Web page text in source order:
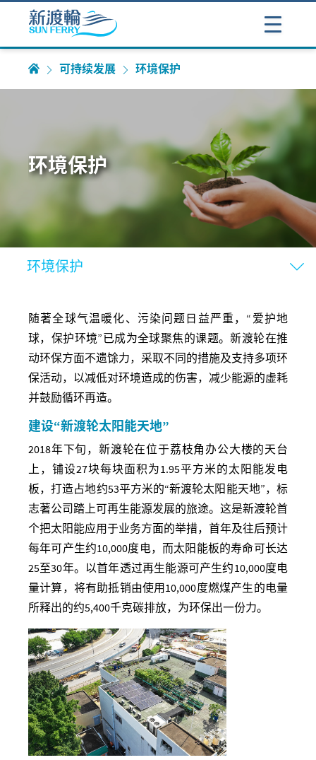
可持续发展 环境保护
环境保护
环境保护
随著全球气温暖化、污染问题日益严重，“爱护地
球，保护环境”已成为全球聚焦的课题。新渡轮在推
动环保方面不遗馀力，采取不同的措施及支持多项环
保活动，以减低对环境造成的伤害，减少能源的虚耗
并鼓励循环再造。
建设“新渡轮太阳能天地”
2018年下旬，新渡轮在位于荔枝角办公大楼的天台
上，铺设27块每块面积为1.95平方米的太阳能发电
板，打造占地约53平方米的“新渡轮太阳能天地”，标
志著公司踏上可再生能源发展的旅途。这是新渡轮首
个把太阳能应用于业务方面的举措，首年及往后预计
每年可产生约10,000度电，而太阳能板的寿命可长达
25至30年。以首年透过再生能源可产生约10,000度电
量计算，将有助抵销由使用10,000度燃煤产生的电量
所释出的约5,400千克碳排放，为环保出一份力。